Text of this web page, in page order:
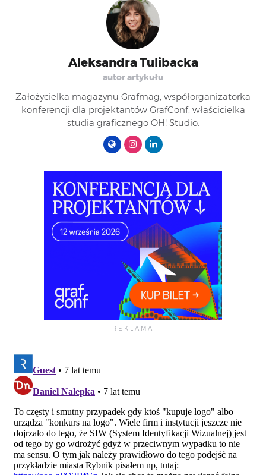
Aleksandra Tulibacka
autor artykułu
Założycielka magazynu Grafmag, współorganizatorka
konferencji dla projektantów GrafConf, właścicielka
studia graficznego OH! Studio.